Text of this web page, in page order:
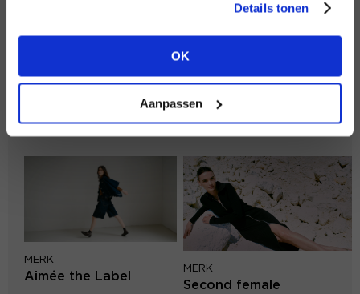
Details tonen
OK
Aanpassen
NOG GEEN ACCOUNT?
aan of bekijk de andere mogelijkheden.
BEKIJK ALLE OPTIES
Lofty Manner
MERK
Aimée the Label
MERK
Second female